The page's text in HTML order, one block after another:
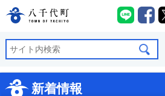
八千代町公式ホームペ
八千代
新着情報